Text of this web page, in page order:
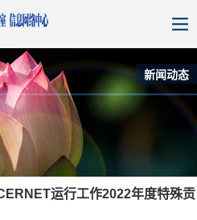
新闻动态
运行工作2022年度特殊贡